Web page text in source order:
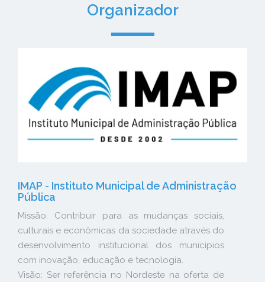
Organizador
IMAP - Instituto Municipal de Administração
Pública
Missão: Contribuir para as mudanças sociais,
culturais e econômicas da sociedade através do
desenvolvimento institucional dos municípios
com inovação, educação e tecnologia.
Visão: Ser referência no Nordeste na oferta de